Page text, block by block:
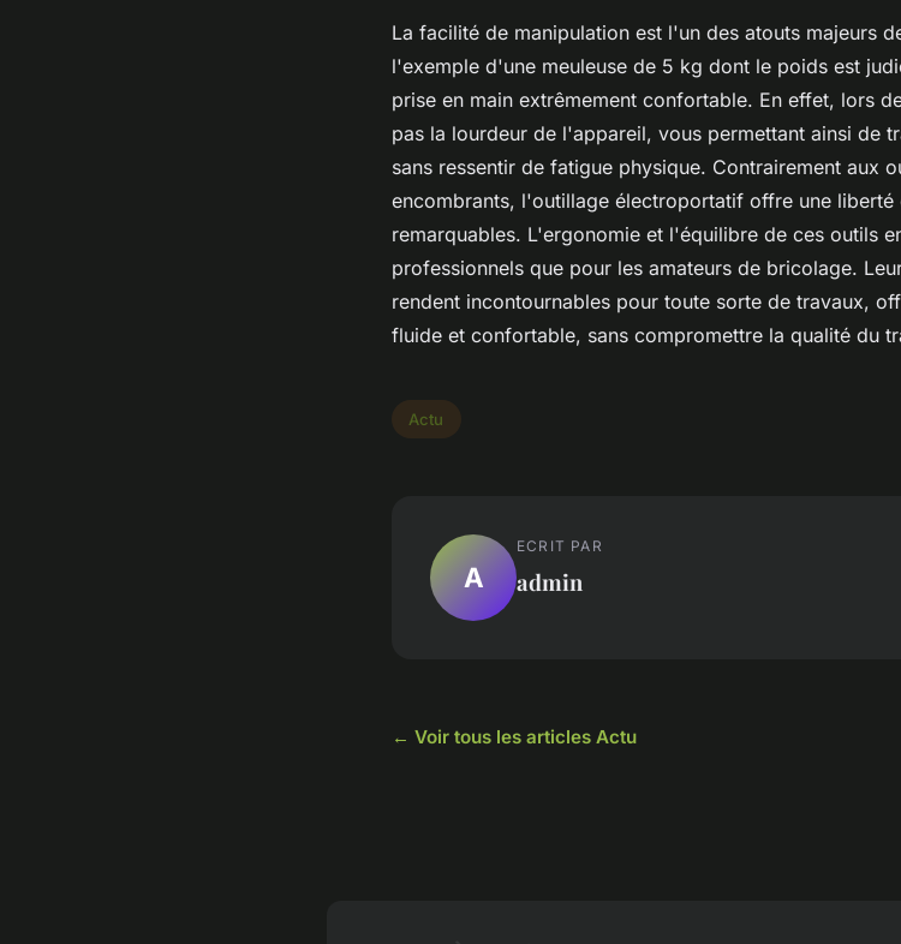
La facilité de manipulation est l'un des atouts majeurs
l'exemple d'une meuleuse de 5 kg dont le poids est
prise en main extrêmement confortable. En effet, lors
pas la lourdeur de l'appareil, vous permettant ainsi de
sans ressentir de fatigue physique. Contrairement aux
encombrants, l'outillage électroportatif offre une liberté
remarquables. L'ergonomie et l'équilibre de ces outils
professionnels que pour les amateurs de bricolage.
rendent incontournables pour toute sorte de travaux,
fluide et confortable, sans compromettre la qualité du
Actu
A
ECRIT PAR
admin
← Voir tous les articles Actu